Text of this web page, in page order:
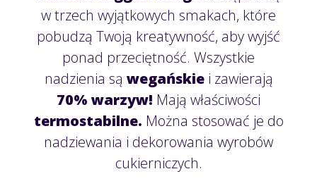
w trzech wyjątkowych smakach, które
pobudzą Twoją kreatywność, aby wyjść
ponad przeciętność.​ Wszystkie
nadzienia są wegańskiei zawierają
70% warzyw! Mają właściwości
termostabilne. Można stosować je do
nadziewania i dekorowania wyrobów
cukierniczych.